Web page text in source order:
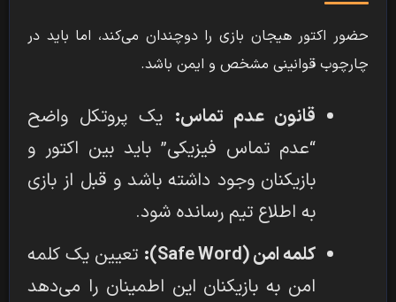
حضور اکتور هیجان بازی را دوچندان می‌کند، اما باید در
چارچوب قوانینی مشخص و ایمن باشد.
قانون عدم تماس:یک پروتکل واضح
“عدم تماس فیزیکی” باید بین اکتور و
بازیکنان وجود داشته باشد و قبل از بازی
به اطلاع تیم رسانده شود.
کلمه امن (Safe Word):
تعیین یک کلمه
امن به بازیکنان این اطمینان را می‌دهد